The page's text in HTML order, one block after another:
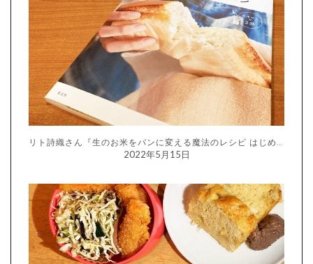
2022年5月15日